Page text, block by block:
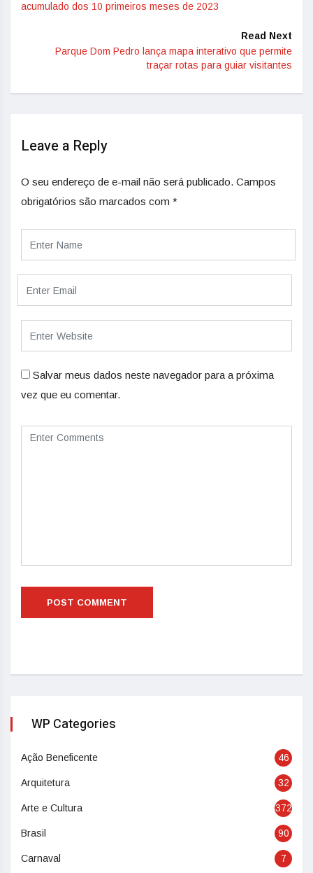
acumulado dos 10 primeiros meses de 2023
Read Next
Parque Dom Pedro lança mapa interativo que permite
traçar rotas para guiar visitantes
Leave a Reply
O seu endereço de e-mail não será publicado. Campos
obrigatórios são marcados com *
Salvar meus dados neste navegador para a próxima
vez que eu comentar.
WP Categories
Ação Beneficente 46
Arquitetura 32
Arte e Cultura 372
Brasil 90
Carnaval 7